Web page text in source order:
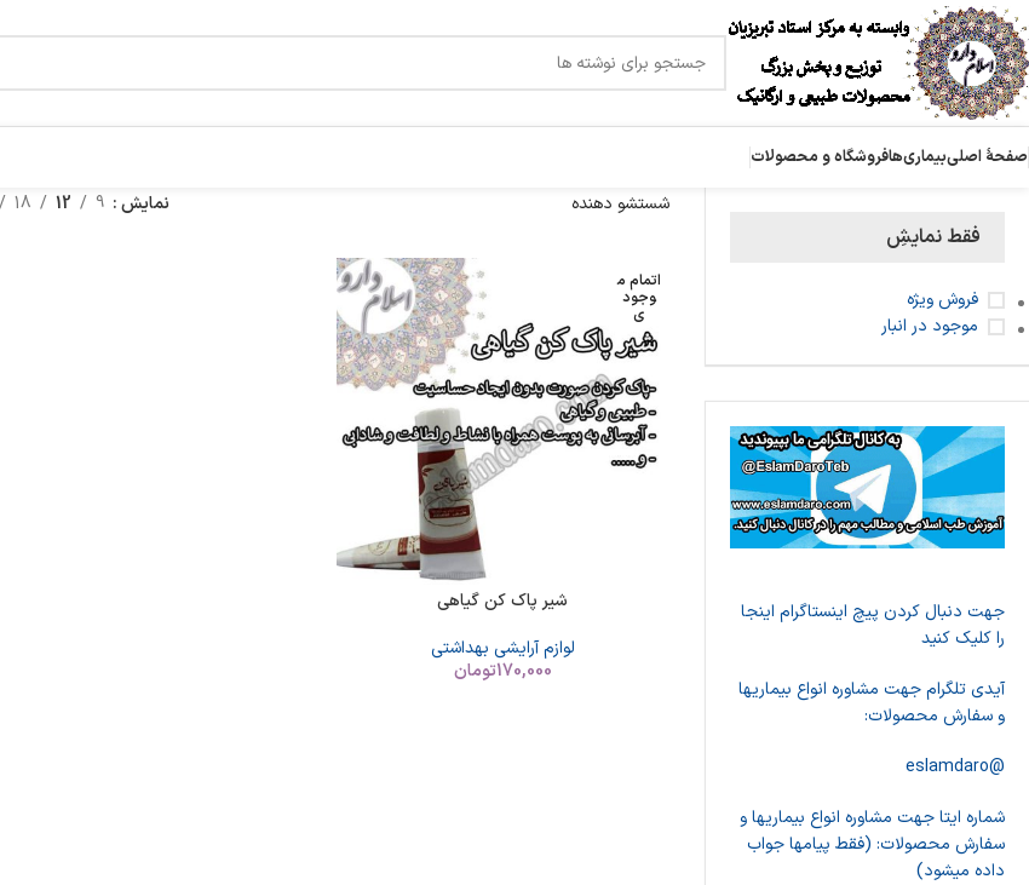
صفحۀ اصلیبیماری‌هافروشگاه و محصولات
فقط نمایشِ
فروش ویژه
موجود در انبار
جهت دنبال کردن پیچ اینستاگرام اینجا
را کلیک کنید
آیدی تلگرام جهت مشاوره انواع بیماریها
و سفارش محصولات:
@eslamdaro
شماره ایتا جهت مشاوره انواع بیماریها و
سفارش محصولات: (فقط پیامها جواب
داده میشود)
شستشو دهنده نمایش 9
12
18
اتمام م
وجود
ی
شیر پاک کن گیاهی
لوازم آرایشی بهداشتی
170,000تومان